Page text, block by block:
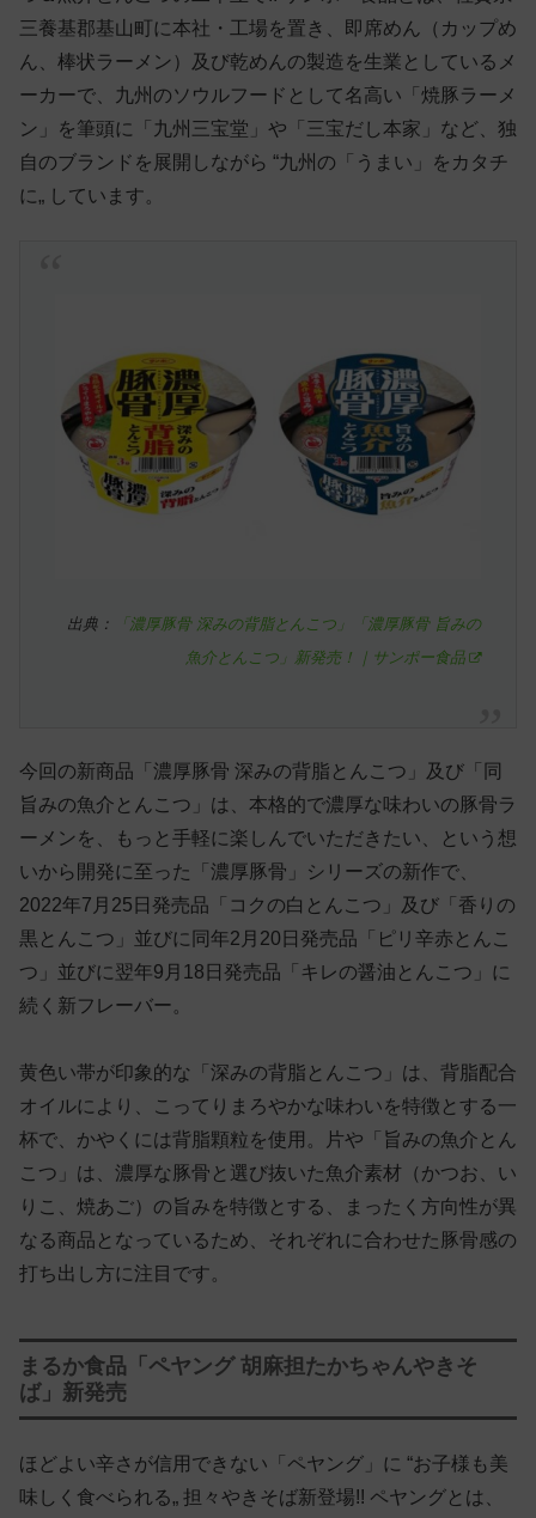
三養基郡基山町に本社・工場を置き、即席めん（カップめ
ん、棒状ラーメン）及び乾めんの製造を生業としているメ
ーカーで、九州のソウルフードとして名高い「焼豚ラーメ
ン」を筆頭に「九州三宝堂」や「三宝だし本家」など、独
自のブランドを展開しながら “九州の「うまい」をカタチ
に„ しています。
出典：
「濃厚豚骨 深みの背脂とんこつ」「濃厚豚骨 旨みの
魚介とんこつ」新発売！｜サンポー食品
今回の新商品「濃厚豚骨 深みの背脂とんこつ」及び「同
旨みの魚介とんこつ」は、本格的で濃厚な味わいの豚骨ラ
ーメンを、もっと手軽に楽しんでいただきたい、という想
いから開発に至った「濃厚豚骨」シリーズの新作で、
2022年7月25日発売品「コクの白とんこつ」及び「香りの
黒とんこつ」並びに同年2月20日発売品「ピリ辛赤とんこ
つ」並びに翌年9月18日発売品「キレの醤油とんこつ」に
続く新フレーバー。
黄色い帯が印象的な「深みの背脂とんこつ」は、背脂配合
オイルにより、こってりまろやかな味わいを特徴とする一
杯で、かやくには背脂顆粒を使用。片や「旨みの魚介とん
こつ」は、濃厚な豚骨と選び抜いた魚介素材（かつお、い
りこ、焼あご）の旨みを特徴とする、まったく方向性が異
なる商品となっているため、それぞれに合わせた豚骨感の
打ち出し方に注目です。
まるか食品「ペヤング 胡麻担たかちゃんやきそ
ば」新発売
ほどよい辛さが信用できない「ペヤング」に “お子様も美
味しく食べられる„ 担々やきそば新登場!! ペヤングとは、